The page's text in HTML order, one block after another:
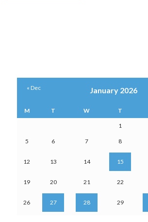
January 2026
M T W T
1
5 6 7 8
12 13 14 15
19 20 21 22
26 27 28 29
« Dec